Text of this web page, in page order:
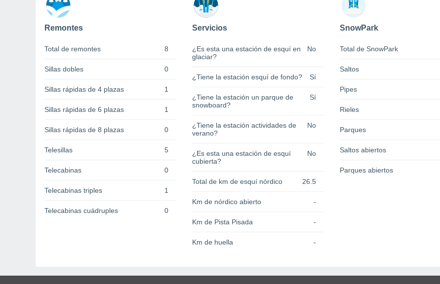
Remontes
Total de remontes 8
Sillas dobles 0
Sillas rápidas de 4 plazas 1
Sillas rápidas de 6 plazas 1
Sillas rápidas de 8 plazas 0
Telesillas 5
Telecabinas 0
Telecabinas triples 1
Telecabinas cuádruples 0
Servicios
¿Es esta una estación de esquí en
glaciar?
No
¿Tiene la estación esquí de fondo? Sí
¿Tiene la estación un parque de
snowboard?
Sí
¿Tiene la estación actividades de
verano?
No
¿Es esta una estación de esquí
cubierta?
No
Total de km de esquí nórdico 26.5
Km de nórdico abierto -
Km de Pista Pisada -
Km de huella -
SnowPark
Total de SnowPark
Saltos
Pipes
Rieles
Parques
Saltos abiertos
Parques abiertos